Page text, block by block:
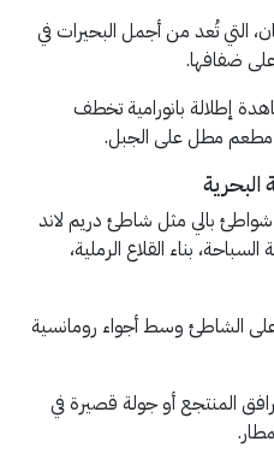
التي تُعد من أجمل البحيرات في
على ضفافها.
إطلالة بانورامية تخطف
مطعم مطل على الجبل.
البحرية
بالي مثل شاطئ دريم لاند
بناء القلاع الرملية،
الشاطئ وسط أجواء رومانسية
المنتجع أو جولة قصيرة في